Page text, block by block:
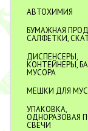
АВТОХИМИЯ
БУМАЖНАЯ
САЛФЕТКИ,
ДИСПЕНСЕРЫ,
КОНТЕЙНЕРЫ,
МУСОРА
МЕШКИ ДЛЯ
УПАКОВКА,
ОДНОРАЗОВАЯ
СВЕЧИ